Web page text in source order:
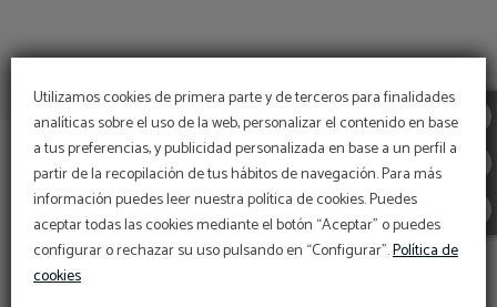
Utilizamos cookies de primera parte y de terceros para finalidades
analíticas sobre el uso de la web, personalizar el contenido en base
a tus preferencias, y publicidad personalizada en base a un perfil a
partir de la recopilación de tus hábitos de navegación. Para más
información puedes leer nuestra política de cookies. Puedes
aceptar todas las cookies mediante el botón “Aceptar” o puedes
configurar o rechazar su uso pulsando en “Configurar”.Política de
cookies
REYNO DE NAVARRA